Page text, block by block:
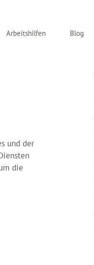
Arbeitshilfen Blog
und der
die